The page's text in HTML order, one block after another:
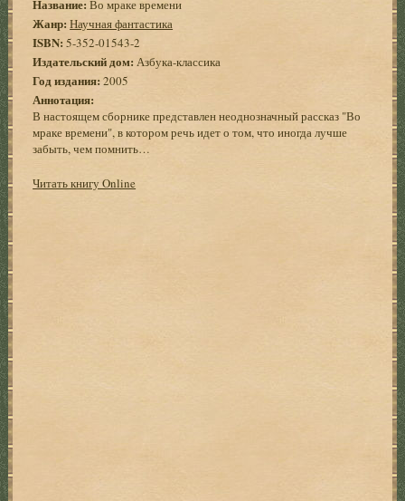
Название: Во мраке времени
Жанр: Научная фантастика
ISBN: 5-352-01543-2
Издательский дом: Азбука-классика
Год издания:2005
Аннотация:
В настоящем сборнике представлен неоднозначный рассказ "Во
мраке времени", в котором речь идет о том, что иногда лучше
забыть, чем помнить…
Читать книгу Online